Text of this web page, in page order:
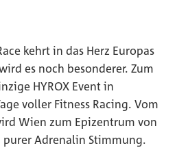
kehrt in das Herz Europas
es noch besonderer. Zum
HYROX Event in
voller Fitness Racing. Vom
Wien zum Epizentrum von
Adrenalin Stimmung.